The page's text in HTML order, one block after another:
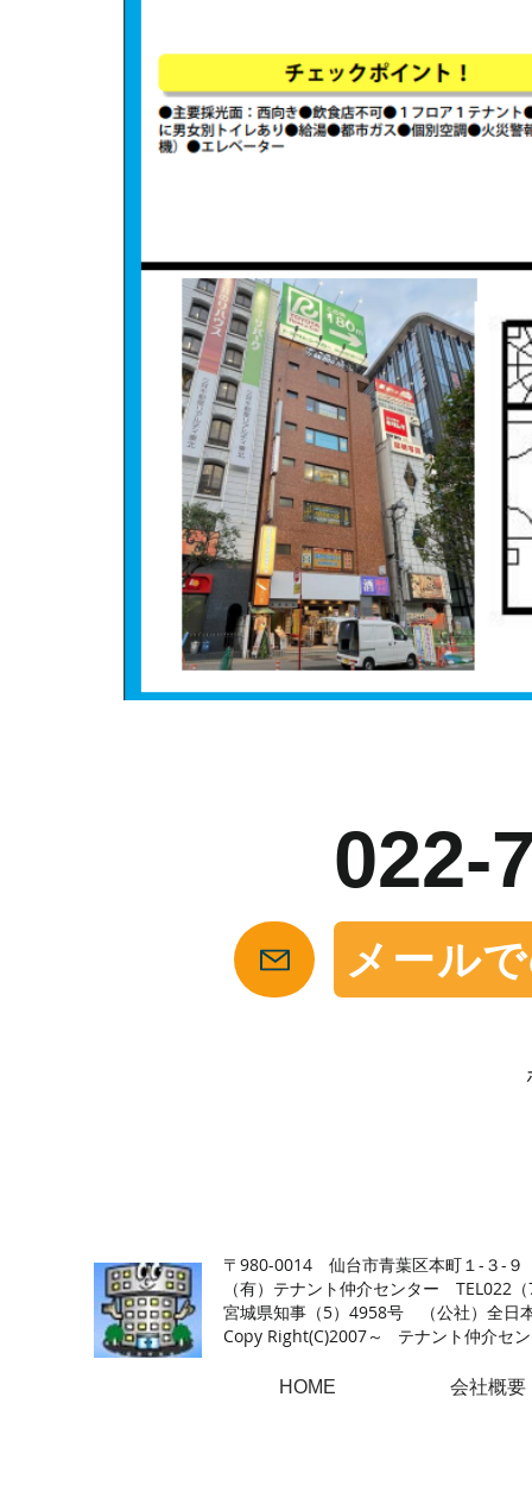
022-
メール
〒980-0014 仙台市青葉区本町１-３-９
（有）テナント仲介センター TEL022
宮城県知事（5）4958号 （公社）全日
Copy Right(C)2007～ テナント仲介セ
HOME 会社概要